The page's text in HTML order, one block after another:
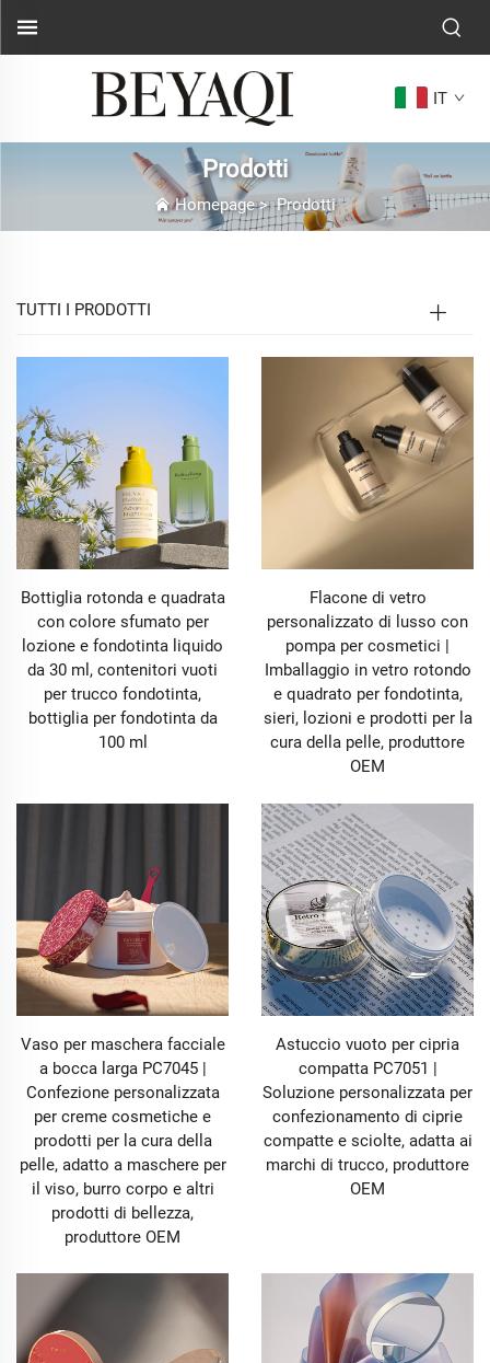
IT
Prodotti
Homepage>Prodotti
TUTTI I PRODOTTI
Bottiglia rotonda e quadrata
con colore sfumato per
lozione e fondotinta liquido
da 30 ml, contenitori vuoti
per trucco fondotinta,
bottiglia per fondotinta da
100 ml
Flacone di vetro
personalizzato di lusso con
pompa per cosmetici |
Imballaggio in vetro rotondo
e quadrato per fondotinta,
sieri, lozioni e prodotti per la
cura della pelle, produttore
OEM
Vaso per maschera facciale
a bocca larga PC7045 |
Confezione personalizzata
per creme cosmetiche e
prodotti per la cura della
pelle, adatto a maschere per
il viso, burro corpo e altri
prodotti di bellezza,
produttore OEM
Astuccio vuoto per cipria
compatta PC7051 |
Soluzione personalizzata per
confezionamento di ciprie
compatte e sciolte, adatta ai
marchi di trucco, produttore
OEM